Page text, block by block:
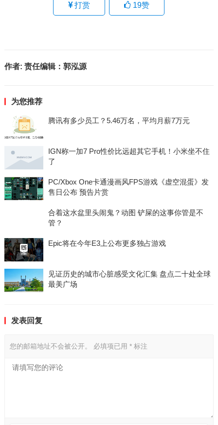
打赏 19赞
作者: 责任编辑：郭泓源
为您推荐
腾讯有多少员工？5.46万名，平均月薪7万元
IGN称一加7 Pro性价比远超其它手机！小米坐不住
了
PC/Xbox One卡通漫画风FPS游戏《虚空混蛋》发
售日公布 预告片赏
合着这水盆里头闹鬼？动图 铲屎的这事你管是不
管？
Epic将在今年E3上公布更多独占游戏
见证历史的城市心脏感受文化汇集 盘点二十处全球
最美广场
发表回复
您的邮箱地址不会被公开。 必填项已用 *标注